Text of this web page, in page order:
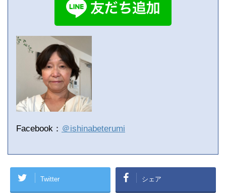
Facebook： ＠ishinabeterumi
Twitter シェア